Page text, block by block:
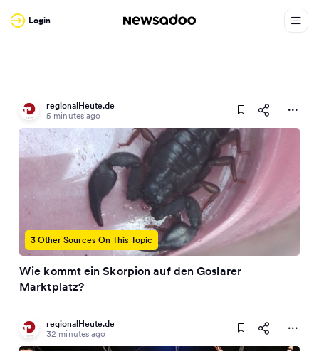
Login
regionalHeute.de
5 minutes ago
3 Other Sources On This Topic
Wie kommt ein Skorpion auf den Goslarer
Marktplatz?
regionalHeute.de
32 minutes ago